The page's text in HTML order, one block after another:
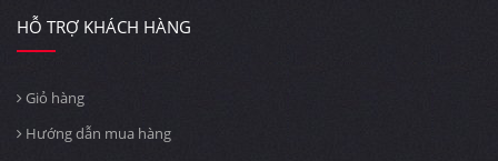
HỖ TRỢ KHÁCH HÀNG
Giỏ hàng
Hướng dẫn mua hàng